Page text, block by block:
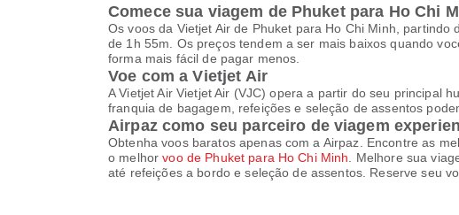
Comece sua viagem de Phuket para Ho Chi
Os voos da Vietjet Air de Phuket para Ho Chi Minh,
de 1h 55m. Os preços tendem a ser mais baixos quando
forma mais fácil de pagar menos.
Voe com a Vietjet Air
A Vietjet Air Vietjet Air (VJC) opera a partir do seu principal
franquia de bagagem, refeições e seleção de assentos
Airpaz como seu parceiro de viagem
Obtenha voos baratos apenas com a Airpaz. Encontre as
o melhorvoo de Phuket para Ho Chi Minh . Melhore sua
até refeições a bordo e seleção de assentos. Reserve seu